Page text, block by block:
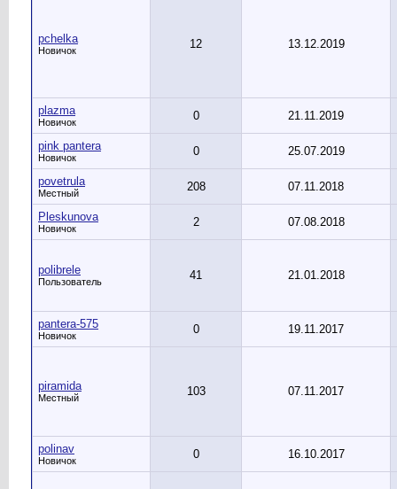
pchelka
Новичок 12 13.12.2019
plazma
Новичок 0 21.11.2019
pink pantera
Новичок 0 25.07.2019
povetrula
Местный 208 07.11.2018
Pleskunova
Новичок 2 07.08.2018
polibrele
Пользователь 41 21.01.2018
pantera-575
Новичок 0 19.11.2017
piramida
Местный 103 07.11.2017
polinav
Новичок 0 16.10.2017